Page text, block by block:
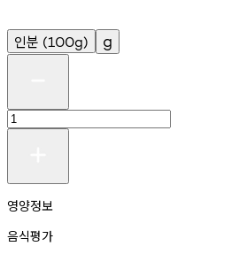
인분 (100g) g
영양정보
음식평가